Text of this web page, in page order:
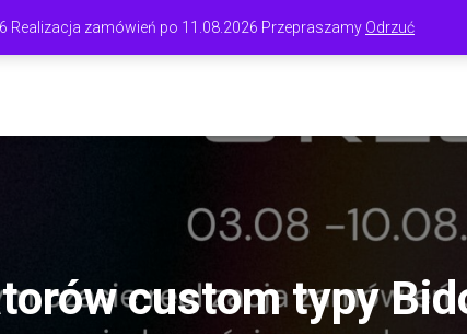
Realizacja zamówień po 11.08.2026 Przepraszamy Odrzuć
BLOG KOSZYK MOJE KONTO
custom typy